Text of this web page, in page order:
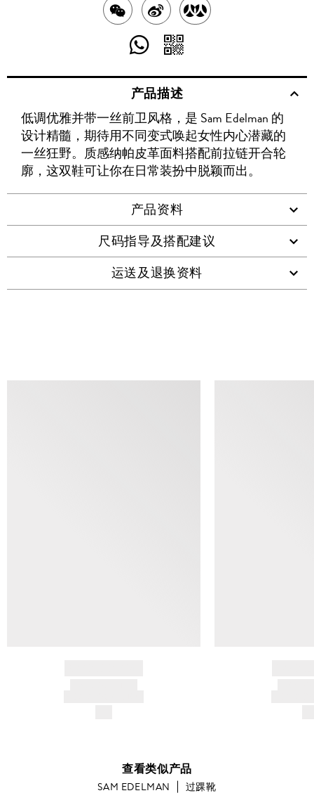
分
享
WECHAT
分
享
WEIBO
分
分
享
至
WHATSAPP
享
维
码
产品描述
低调优雅并带一丝前卫风格，是 Sam Edelman 的
设计精髓，期待用不同变式唤起女性内心潜藏的
一丝狂野。质感纳帕皮革面料搭配前拉链开合轮
廓，这双鞋可让你在日常装扮中脱颖而出。
产品资料
尺码指导及搭配建议
运送及退换资料
查看类似产品
SAM EDELMAN 过踝靴